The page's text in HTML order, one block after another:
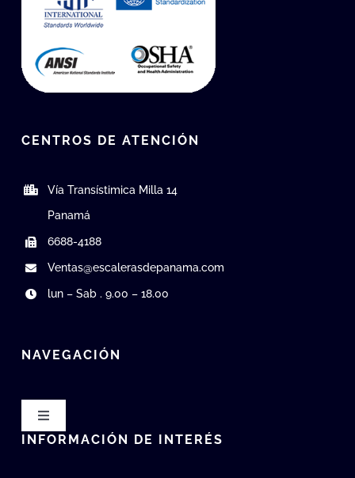
CENTROS DE ATENCIÓN
Vía Transístimica Milla 14
Panamá
6688-4188
Ventas@escalerasdepanama.com
lun – Sab . 9.00 – 18.00
NAVEGACIÓN
Toggle
Navigation
INFORMACIÓN DE INTERÉS